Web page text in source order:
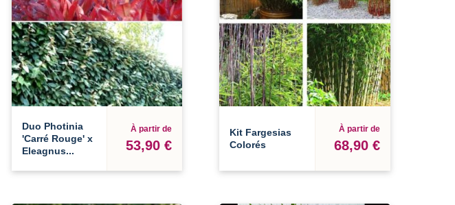
Duo Photinia
'Carré Rouge' x
Eleagnus...
À partir de
53,90 €
Kit Fargesias
Colorés
À partir de
68,90 €